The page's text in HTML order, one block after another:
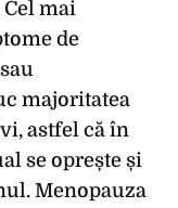
mai
de
majoritatea
astfel că în
se oprește și
Menopauza